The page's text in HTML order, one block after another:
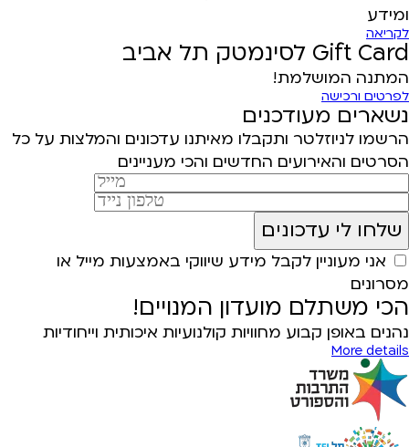
ומידע
לקריאה
Gift Card לסינמטק תל אביב
המתנה המושלמת!
לפרטים ורכישה
נשארים מעודכנים
הרשמו לניוזלטר ותקבלו מאיתנו עדכונים והמלצות על כל
הסרטים והאירועים החדשים והכי מעניינים
אני מעוניין לקבל מידע שיווקי באמצעות מייל או
מסרונים
הכי משתלם מועדון המנויים!
נהנים באופן קבוע מחוויות קולנועיות איכותית וייחודיות
More details